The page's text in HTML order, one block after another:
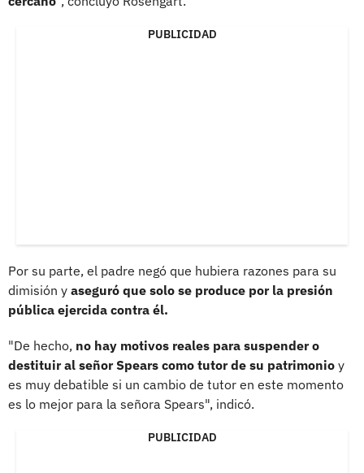
PUBLICIDAD
Por su parte, el padre negó que hubiera razones para su
dimisión y aseguró que solo se produce por la presión
pública ejercida contra él.
"De hecho, no hay motivos reales para suspender o
destituir al señor Spears como tutor de su patrimonio y
es muy debatible si un cambio de tutor en este momento
es lo mejor para la señora Spears", indicó.
PUBLICIDAD